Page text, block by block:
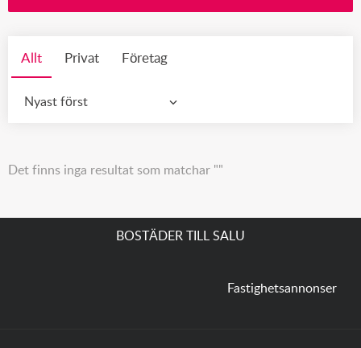
Allt Privat Företag
Nyast först
Det finns inga resultat som matchar ""
BOSTÄDER TILL SALU
Fastighetsannonser